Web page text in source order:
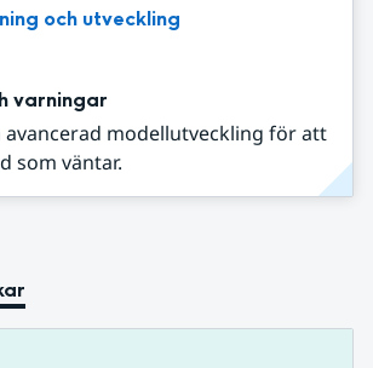
och utveckling
varningar
avancerad modellutveckling för att
som väntar.